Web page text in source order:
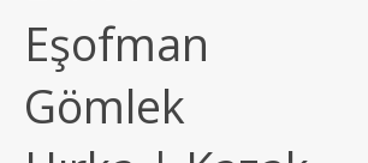
Eşofman
Gömlek